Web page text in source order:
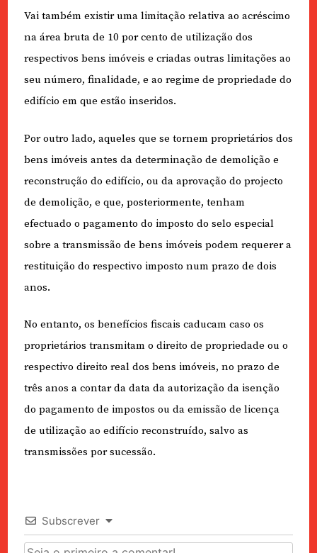
Vai também existir uma limitação relativa ao acréscimo
na área bruta de 10 por cento de utilização dos
respectivos bens imóveis e criadas outras limitações ao
seu número, finalidade, e ao regime de propriedade do
edifício em que estão inseridos.
Por outro lado, aqueles que se tornem proprietários dos
bens imóveis antes da determinação de demolição e
reconstrução do edifício, ou da aprovação do projecto
de demolição, e que, posteriormente, tenham
efectuado o pagamento do imposto do selo especial
sobre a transmissão de bens imóveis podem requerer a
restituição do respectivo imposto num prazo de dois
anos.
No entanto, os benefícios fiscais caducam caso os
proprietários transmitam o direito de propriedade ou o
respectivo direito real dos bens imóveis, no prazo de
três anos a contar da data da autorização da isenção
do pagamento de impostos ou da emissão de licença
de utilização ao edifício reconstruído, salvo as
transmissões por sucessão.
Subscrever